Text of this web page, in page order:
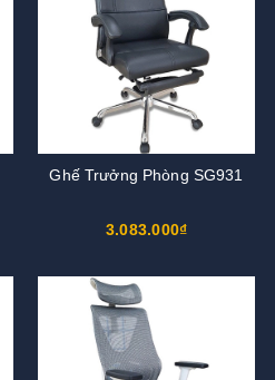
Ghế Trưởng Phòng SG931
3.083.000₫